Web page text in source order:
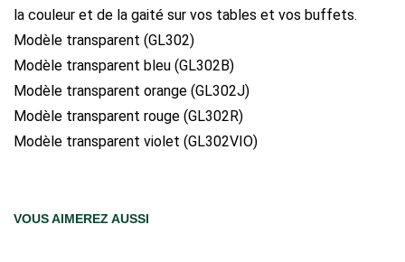
la couleur et de la gaité sur vos tables et vos buffets.
Modèle transparent (GL302)
Modèle transparent bleu (GL302B)
Modèle transparent orange (GL302J)
Modèle transparent rouge (GL302R)
Modèle transparent violet (GL302VIO)
VOUS AIMEREZ AUSSI